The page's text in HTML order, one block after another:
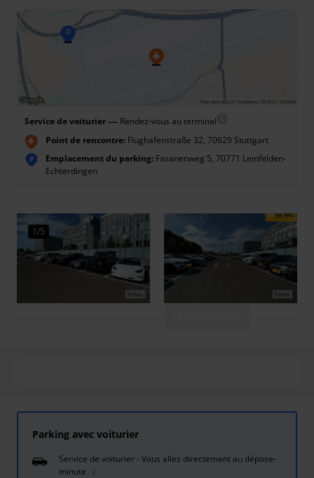
Service de voiturier— Rendez-vous au terminal
Point de rencontre: Flughafenstraße 32, 70629 Stuttgart
P Emplacement du parking: Fasanenweg 5, 70771 Leinfelden-
Echterdingen
1/5
Parking avec voiturier
Service de voiturier - Vous allez directement au dépose-
minute